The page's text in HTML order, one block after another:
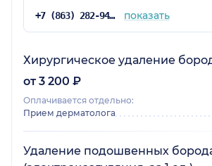
+7 (863) 282-94-45 показать
Хирургическое удаление
от 3 200 ₽
Оплачивается отдельно:
Прием дерматолога
Удаление подошвенных